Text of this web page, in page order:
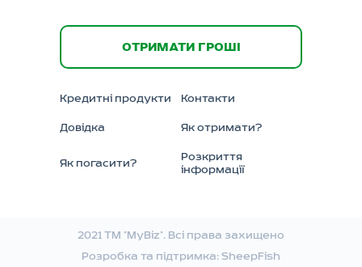
ОТРИМАТИ ГРОШІ
Кредитні продукти Контакти
Довідка Як отримати?
Як погасити?
Розкриття
інформації
2021 ТМ "MyBiz". Всі права захищено
Розробка та підтримка: SheepFish